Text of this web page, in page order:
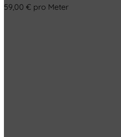
59,00 € pro Meter